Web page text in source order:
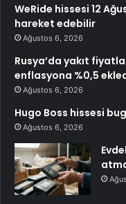
WeRide hissesi 12
hareket edebilir
Ağustos 6, 2026
Rusya’da yakıt
enflasyona %0,5
Ağustos 6, 2026
Hugo Boss hissesi
Ağustos 6, 2026